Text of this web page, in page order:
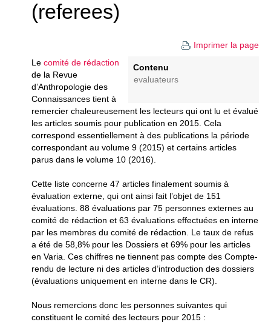
Evenements
(referees)
Imprimer la page
Contenu
evaluateurs
Le comité de rédaction
de la Revue
d’Anthropologie des
Connaissances tient à
remercier chaleureusement les lecteurs qui ont lu et évalué
les articles soumis pour publication en 2015. Cela
correspond essentiellement à des publications la période
correspondant au volume 9 (2015) et certains articles
parus dans le volume 10 (2016).
Cette liste concerne 47 articles finalement soumis à
évaluation externe, qui ont ainsi fait l’objet de 151
évaluations. 88 évaluations par 75 personnes externes au
comité de rédaction et 63 évaluations effectuées en interne
par les membres du comité de rédaction. Le taux de refus
a été de 58,8% pour les Dossiers et 69% pour les articles
en Varia. Ces chiffres ne tiennent pas compte des Compte-
rendu de lecture ni des articles d’introduction des dossiers
(évaluations uniquement en interne dans le CR).
Nous remercions donc les personnes suivantes qui
constituent le comité des lecteurs pour 2015 :